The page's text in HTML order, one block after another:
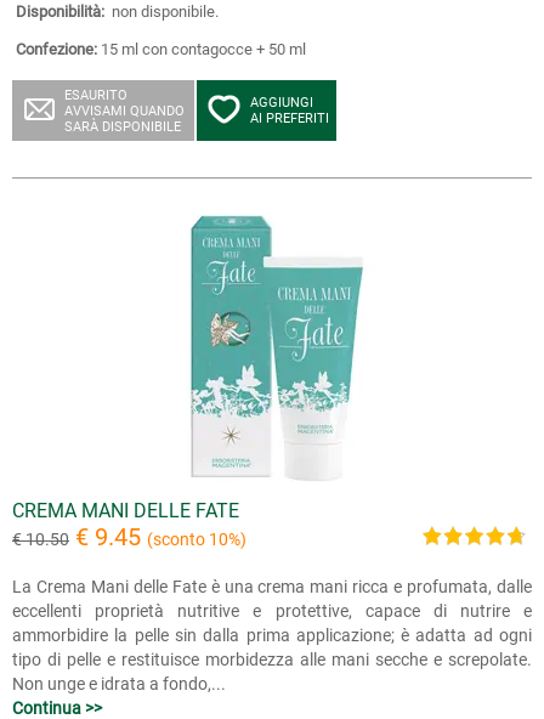
Disponibilità: non disponibile.
Confezione: 15 ml con contagocce + 50 ml
ESAURITO
AVVISAMI QUANDO
SARÀ DISPONIBILE
AGGIUNGI
AI PREFERITI
CREMA MANI DELLE FATE
€ 10.50 € 9.45 (sconto 10%)
La Crema Mani delle Fate è una crema mani ricca e profumata, dalle
eccellenti proprietà nutritive e protettive, capace di nutrire e
ammorbidire la pelle sin dalla prima applicazione; è adatta ad ogni
tipo di pelle e restituisce morbidezza alle mani secche e screpolate.
Non unge e idrata a fondo,...
Continua >>